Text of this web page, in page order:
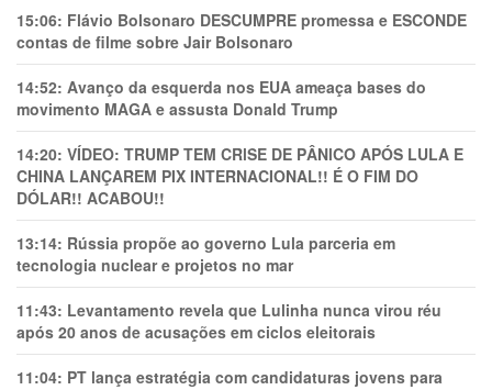
15:06: Flávio Bolsonaro DESCUMPRE promessa e ESCONDE
contas de filme sobre Jair Bolsonaro
14:52: Avanço da esquerda nos EUA ameaça bases do
movimento MAGA e assusta Donald Trump
14:20: VÍDEO: TRUMP TEM CRlSE DE PÂNlCO APÓS LULA E
CHINA LANÇAREM PIX INTERNACIONAL!! É O FIM DO
DÓLAR!! ACABOU!!
13:14: Rússia propõe ao governo Lula parceria em
tecnologia nuclear e projetos no mar
11:43: Levantamento revela que Lulinha nunca virou réu
após 20 anos de acusações em ciclos eleitorais
11:04: PT lança estratégia com candidaturas jovens para